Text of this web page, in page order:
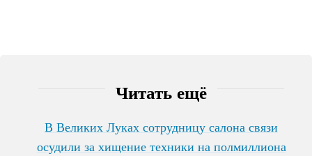
Читать ещё
В Великих Луках сотрудницу салона связи
осудили за хищение техники на полмиллиона